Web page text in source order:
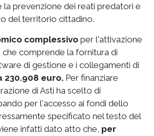
la prevenzione dei reati predatori e
del territorio cittadino.
complessivo per l'attivazione
comprende la fornitura di
di gestione e i collegamenti di
230.908 euro. Per finanziare
di Asti ha scelto di
per l'accesso ai fondi dello
specificato nel testo del
infatti dato atto che, per